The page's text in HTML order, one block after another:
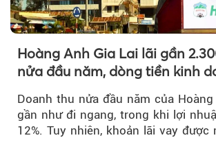
Hoàng Anh Gia Lai lãi gần
nửa đầu năm, dòng tiền kinh
Doanh thu nửa đầu năm của Hoàng
gần như đi ngang, trong khi lợi
12%. Tuy nhiên, khoản lãi vay được